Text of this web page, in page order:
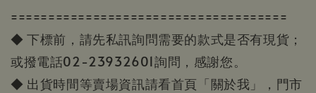
=====================================
◆ 下標前，請先私訊詢問需要的款式是否有現貨；
或撥電話02-23932601詢問，感謝您。
◆ 出貨時間等賣場資訊請看首頁「關於我」，門市